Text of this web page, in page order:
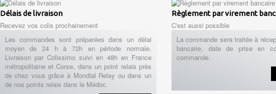
Délais de livraison
Recevez vos colis prochainement
Les commandes sont préparées dans un délai
moyen de 24 h à 72h en période normale.
Livraison par Colissimo suivi en 48h en France
métropolitaine et Corse, dans un point relais près
de chez vous grâce à Mondial Relay ou dans un
de nos points relais dans le Médoc.
Règlement par virement
C'est aussi possible
La commande sera traitée à
bancaire, date de prise en
commande.